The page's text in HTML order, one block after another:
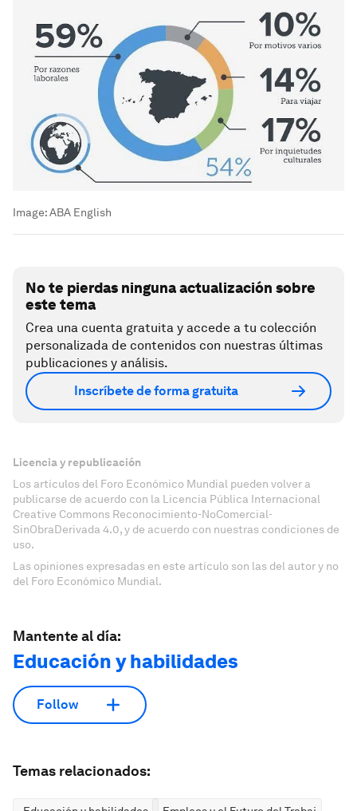
Image:ABA English
No te pierdas ninguna actualización sobre
este tema
Crea una cuenta gratuita y accede a tu colección
personalizada de contenidos con nuestras últimas
publicaciones y análisis.
Inscríbete de forma gratuita
Licencia y republicación
Los artículos del Foro Económico Mundial pueden volver a
publicarse de acuerdo con la Licencia Pública Internacional
Creative Commons Reconocimiento-NoComercial-
SinObraDerivada 4.0, y de acuerdo con nuestras condiciones de
uso.
Las opiniones expresadas en este artículo son las del autor y no
del Foro Económico Mundial.
Mantente al día:
Educación y habilidades
Follow
Temas relacionados: